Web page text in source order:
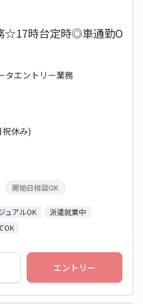
☆17時台定時◎車通勤O
タエントリー業務
休み)
開始日相談OK
ュアルOK
派遣就業中
OK
エントリー